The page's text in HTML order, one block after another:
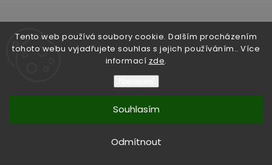
Tento web používá soubory cookie. Dalším procházením
tohoto webu vyjadřujete souhlas s jejich používáním.. Více
informací zde.
Odmítnout
Souhlasím